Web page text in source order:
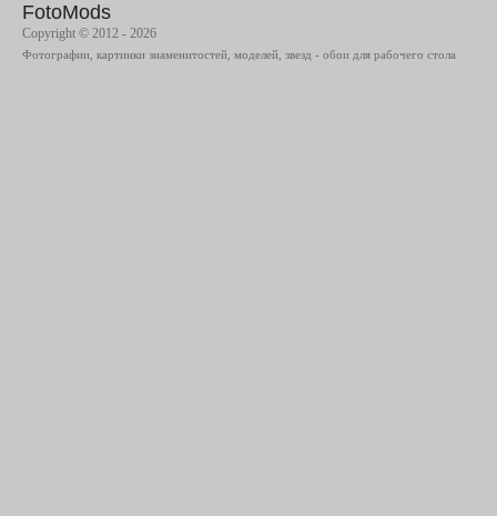
FotoMods
Copyright © 2012 - 2026
Фотографии, картинки знаменитостей, моделей, звезд - обои для рабочего стола